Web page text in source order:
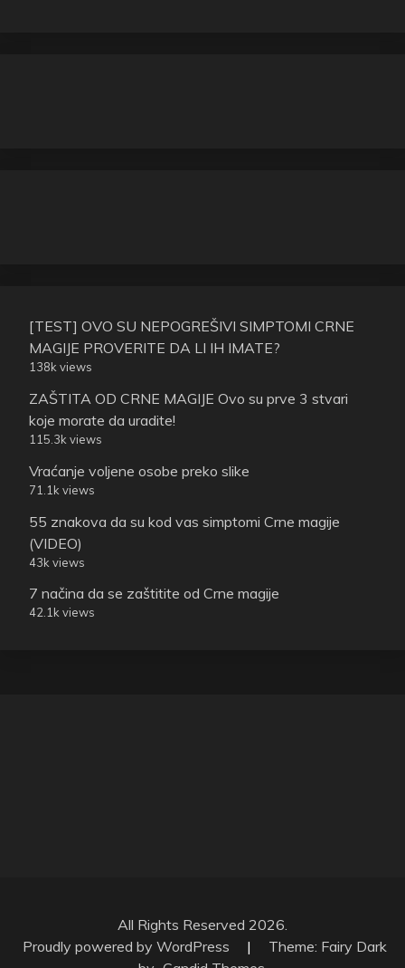
[TEST] OVO SU NEPOGREŠIVI SIMPTOMI CRNE
MAGIJE PROVERITE DA LI IH IMATE?
138k views
ZAŠTITA OD CRNE MAGIJE Ovo su prve 3 stvari
koje morate da uradite!
115.3k views
Vraćanje voljene osobe preko slike
71.1k views
55 znakova da su kod vas simptomi Crne magije
(VIDEO)
43k views
7 načina da se zaštitite od Crne magije
42.1k views
All Rights Reserved 2026.
Proudly powered by WordPress
|
Theme: Fairy Dark